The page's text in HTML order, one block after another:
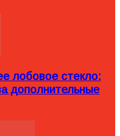
лобовое стекло:
дополнительные